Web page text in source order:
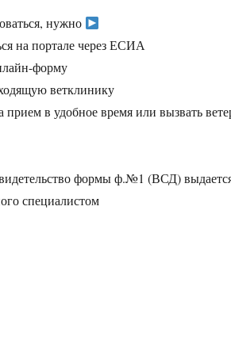
нужно
на портале через ЕСИА
форму
ветклинику
прием в удобное время или вызвать
формы ф.№1 (ВСД)
специалистом